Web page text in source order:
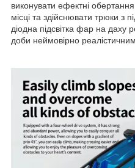
виконувати ефектні
місці та здійснювати трюки з
діодна підсвітка фар на даху
доби неймовірно